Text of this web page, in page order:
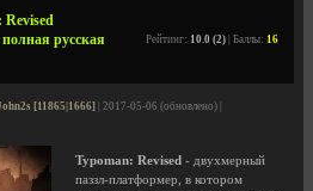
Revised
русская
Рейтинг: 10.0 (2) | Баллы: 16
[11865|1666] | 2017-05-06 (обновлено) |
Typoman: Revised - двухмерный
паззл-платформер, в котором